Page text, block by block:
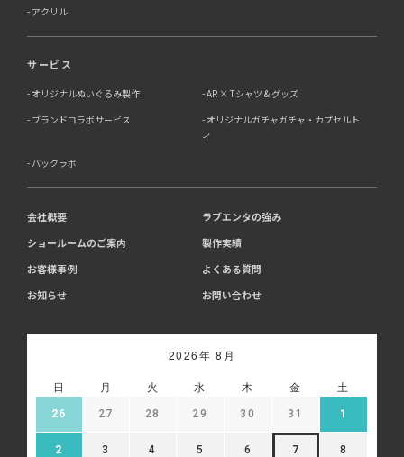
アクリル
サービス
オリジナルぬいぐるみ製作
AR × Tシャツ & グッズ
ブランドコラボサービス
オリジナルガチャガチャ・カプセルト
イ
バックラボ
会社概要
ラブエンタの強み
ショールームのご案内
製作実績
お客様事例
よくある質問
お知らせ
お問い合わせ
2026年 8月
日 月 火 水 木 金 土
26 27 28 29 30 31 1
2 3 4 5 6 7 8